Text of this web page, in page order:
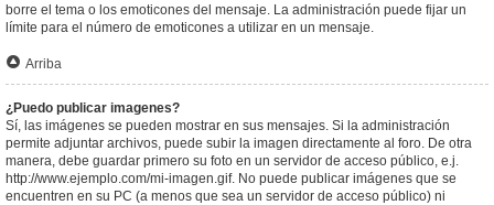
borre el tema o los emoticones del mensaje. La administración puede fijar un
límite para el número de emoticones a utilizar en un mensaje.
Arriba
¿Puedo publicar imagenes?
Sí, las imágenes se pueden mostrar en sus mensajes. Si la administración
permite adjuntar archivos, puede subir la imagen directamente al foro. De otra
manera, debe guardar primero su foto en un servidor de acceso público, e.j.
http://www.ejemplo.com/mi-imagen.gif. No puede publicar imágenes que se
encuentren en su PC (a menos que sea un servidor de acceso público) ni